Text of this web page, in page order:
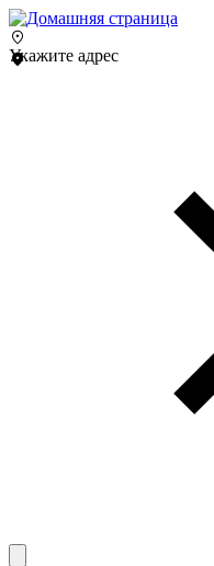
Укажите адрес